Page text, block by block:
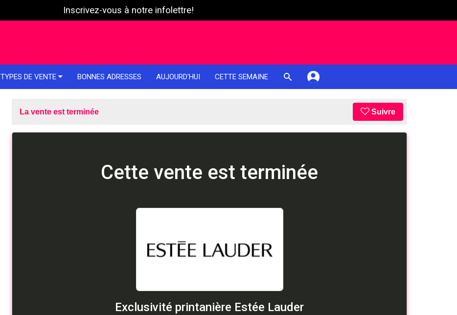
Inscrivez-vous à notre infolettre!
TYPES DE VENTE BONNES ADRESSES AUJOURD'HUI CETTE SEMAINE
La vente est terminée Suivre
Cette vente est terminée
Exclusivité printanière Estée Lauder